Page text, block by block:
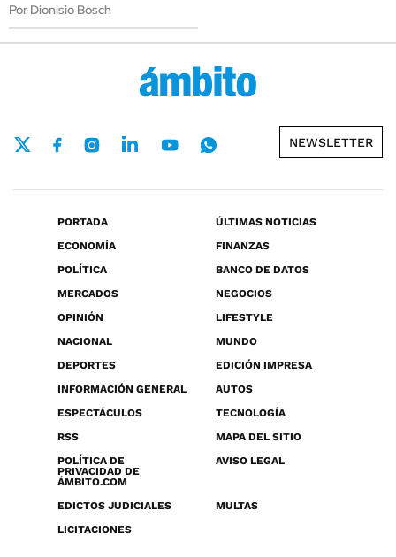
Por Dionisio Bosch
NEWSLETTER
PORTADA
ÚLTIMAS NOTICIAS
ECONOMÍA
FINANZAS
POLÍTICA
BANCO DE DATOS
MERCADOS
NEGOCIOS
OPINIÓN
LIFESTYLE
NACIONAL
MUNDO
DEPORTES
EDICIÓN IMPRESA
INFORMACIÓN GENERAL
AUTOS
ESPECTÁCULOS
TECNOLOGÍA
RSS
MAPA DEL SITIO
POLÍTICA DE
PRIVACIDAD DE
ÁMBITO.COM
AVISO LEGAL
EDICTOS JUDICIALES
MULTAS
LICITACIONES